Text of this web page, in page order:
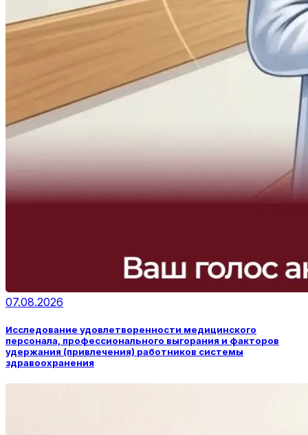
07.08.2026
Исследование удовлетворенности медицинского
персонала, профессионального выгорания и факторов
удержания (привлечения) работников системы
здравоохранения